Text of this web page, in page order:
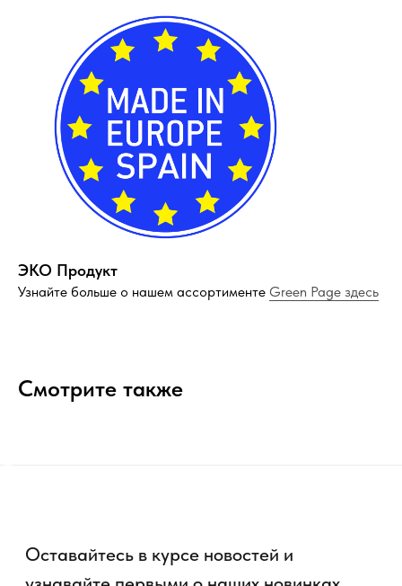
ЭКО Продукт
Узнайте больше о нашем ассортименте Green Page здесь
Смотрите также
Компания
Договор-оферта
Политика конфиденциальности
Свидетельство на товарный знак
№83312 от 19.01.2018 года
Информация